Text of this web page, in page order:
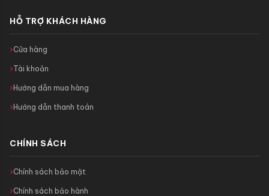
HỖ TRỢ KHÁCH HÀNG
Cửa hàng
Tài khoản
Hướng dẫn mua hàng
Hướng dẫn thanh toán
CHÍNH SÁCH
Chính sách bảo mật
Chính sách bảo hành